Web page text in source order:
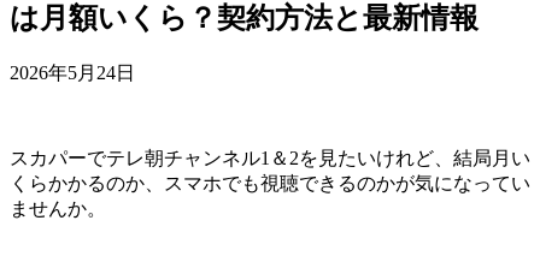
は月額いくら？契約方法と最新情報
2026年5月24日
スカパーでテレ朝チャンネル1＆2を見たいけれど、結局月い
くらかかるのか、スマホでも視聴できるのかが気になってい
ませんか。